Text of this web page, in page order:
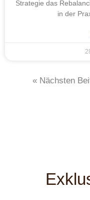
Strategie das
in der
« Nächsten